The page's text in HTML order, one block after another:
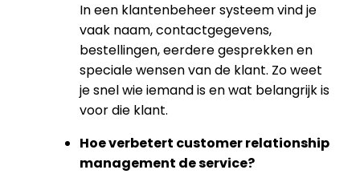
In een klantenbeheer systeem vind je
vaak naam, contactgegevens,
bestellingen, eerdere gesprekken en
speciale wensen van de klant. Zo weet
je snel wie iemand is en wat belangrijk is
voor die klant.
Hoe verbetert customer relationship
management de service?